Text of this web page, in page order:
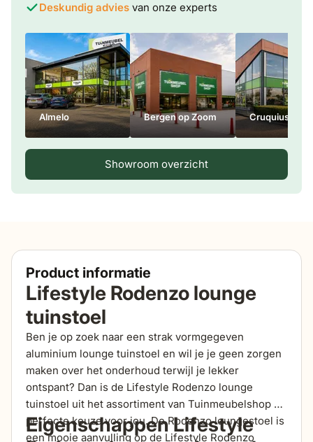
Deskundig advies van onze experts
Almelo Bergen op Zoom Cruquius
Showroom overzicht
Product informatie
Lifestyle Rodenzo lounge
tuinstoel
Ben je op zoek naar een strak vormgegeven
aluminium lounge tuinstoel en wil je je geen zorgen
maken over het onderhoud terwijl je lekker
ontspant? Dan is de Lifestyle Rodenzo lounge
tuinstoel uit het assortiment van Tuinmeubelshop de
perfecte keuze voor jou. De Rodenzo loungestoel is
een mooie aanvulling op de Lifestyle Rodenzo
Eigenschappen Lifestyle